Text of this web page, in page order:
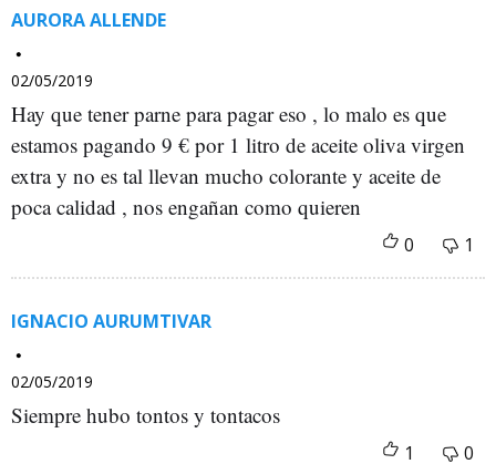
AURORA ALLENDE
02/05/2019
Hay que tener parne para pagar eso , lo malo es que
estamos pagando 9 € por 1 litro de aceite oliva virgen
extra y no es tal llevan mucho colorante y aceite de
poca calidad , nos engañan como quieren
IGNACIO AURUMTIVAR
02/05/2019
Siempre hubo tontos y tontacos